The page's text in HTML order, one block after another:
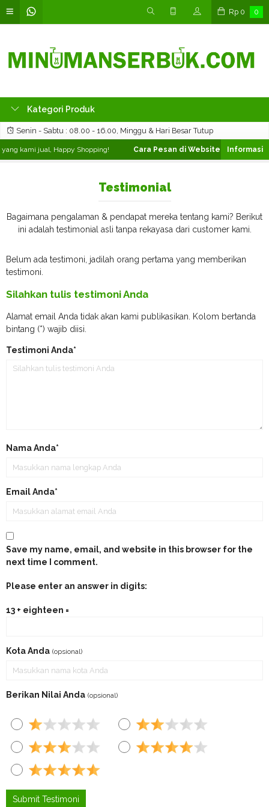
Rp 0 0
Kategori Produk
Senin - Sabtu : 08.00 - 16.00, Minggu & Hari Besar Tutup
kami jual, Happy Shopping! Cara Pesan di Website ❯ Silahkan
Testimonial
Bagaimana pengalaman & pendapat mereka tentang kami? Berikut
ini adalah testimonial asli tanpa rekayasa dari customer kami.
Belum ada testimoni, jadilah orang pertama yang memberikan
testimoni.
Silahkan tulis testimoni Anda
Alamat email Anda tidak akan kami publikasikan. Kolom bertanda
bintang (*) wajib diisi.
Testimoni Anda*
Nama Anda*
Email Anda*
Save my name, email, and website in this browser for the
next time I comment.
Please enter an answer in digits:
13 + eighteen =
Kota Anda (opsional)
Berikan Nilai Anda (opsional)